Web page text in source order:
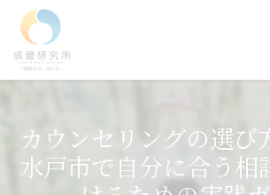
カウンセリングの選び
水戸市で自分に合う相